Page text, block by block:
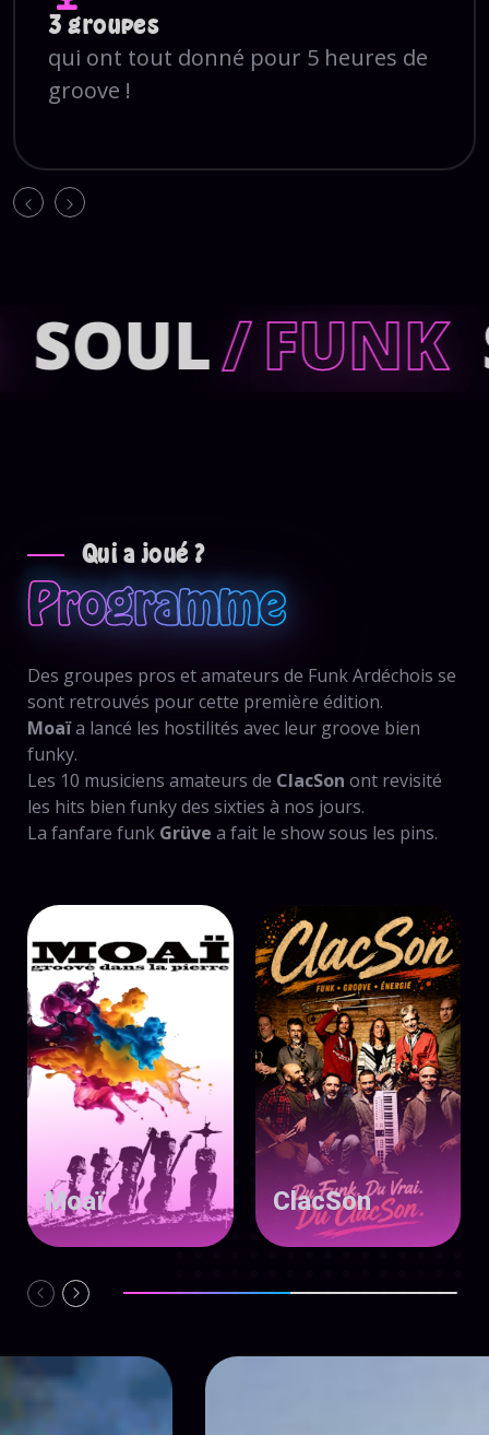
3 groupes
qui ont tout donné pour 5 heures de
groove !
SOUL/FUNK
Moaï ClacSon
Qui a joué ?
Programme
Des groupes pros et amateurs de Funk Ardéchois se
sont retrouvés pour cette première édition.
Moaïa lancé les hostilités avec leur groove bien
funky.
Les 10 musiciens amateurs de ClacSon ont revisité
les hits bien funky des sixties à nos jours.
La fanfare funk Grüve a fait le show sous les pins.